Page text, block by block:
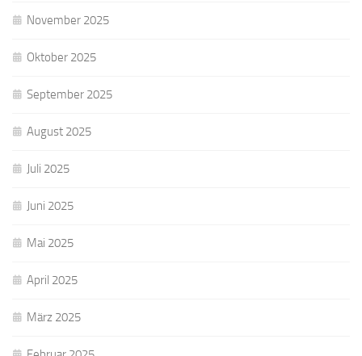
November 2025
Oktober 2025
September 2025
August 2025
Juli 2025
Juni 2025
Mai 2025
April 2025
März 2025